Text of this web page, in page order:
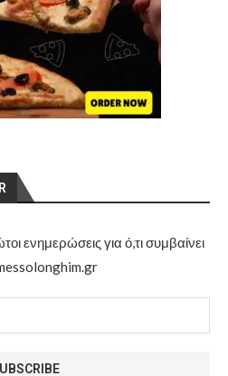
ενημερώσεις για ό,τι συμβαίνει